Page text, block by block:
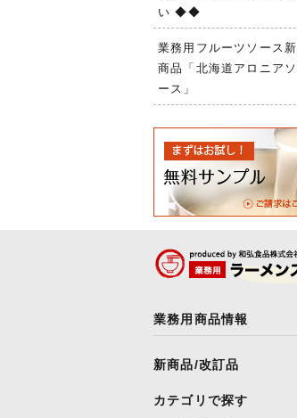
い ◆◆
業務用フルーツソース新
商品「北海道アロニアソ
ース」
業務用商品情報
新商品/改訂品
カテゴリで探す